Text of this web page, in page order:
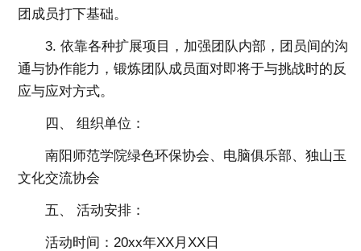
团成员打下基础。
3. 依靠各种扩展项目，加强团队内部，团员间的沟
通与协作能力，锻炼团队成员面对即将于与挑战时的反
应与应对方式。
四、 组织单位：
南阳师范学院绿色环保协会、电脑俱乐部、独山玉
文化交流协会
五、 活动安排：
活动时间：20xx年XX月XX日